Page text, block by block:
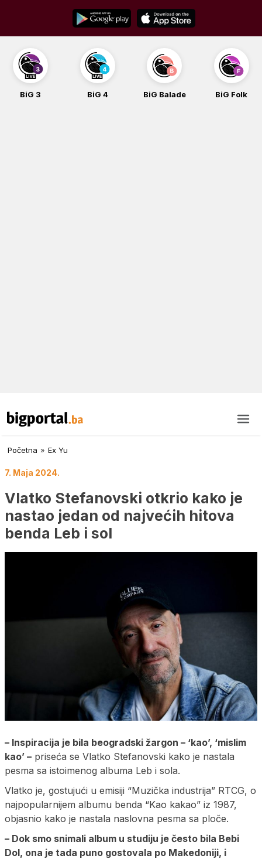
content
BiG 3 BiG 4 BiG Balade BiG Folk
Početna » Ex Yu
7. Maja 2024.
Vlatko Stefanovski otkrio kako je
nastao jedan od najvećih hitova
benda Leb i sol
– Inspiracija je bila beogradski žargon – ‘kao’, ‘mislim
kao’ – priseća se Vlatko Stefanovski kako je nastala
pesma sa istoimenog albuma Leb i sola.
Vlatko je, gostujući u emisiji “Muzička industrija” RTCG, o
najpopularnijem albumu benda “Kao kakao” iz 1987,
objasnio kako je nastala naslovna pesma sa ploče.
– Dok smo snimali album u studiju je često bila Bebi
Dol, ona je tada puno gostovala po Makedoniji, i